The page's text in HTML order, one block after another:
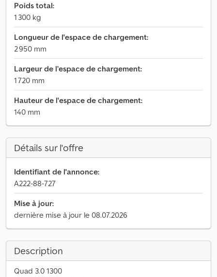
Poids total:
1 300 kg
Longueur de l'espace de chargement:
2 950 mm
Largeur de l’espace de chargement:
1 720 mm
Hauteur de l'espace de chargement:
140 mm
Détails sur l'offre
Identifiant de l'annonce:
A222-88-727
Mise à jour:
dernière mise à jour le 08.07.2026
Description
Quad 3.0 1300